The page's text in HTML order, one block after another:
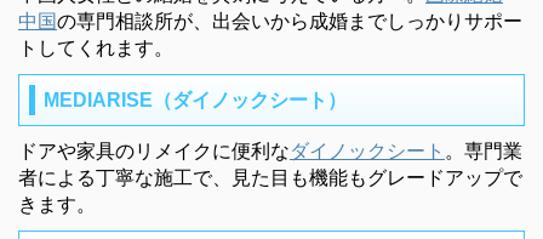
中国の専門相談所が、出会いから成婚までしっかりサポー
トしてくれます。
MEDIARISE（ダイノックシート）
ドアや家具のリメイクに便利なダイノックシート 。専門業
者による丁寧な施工で、見た目も機能もグレードアップで
きます。